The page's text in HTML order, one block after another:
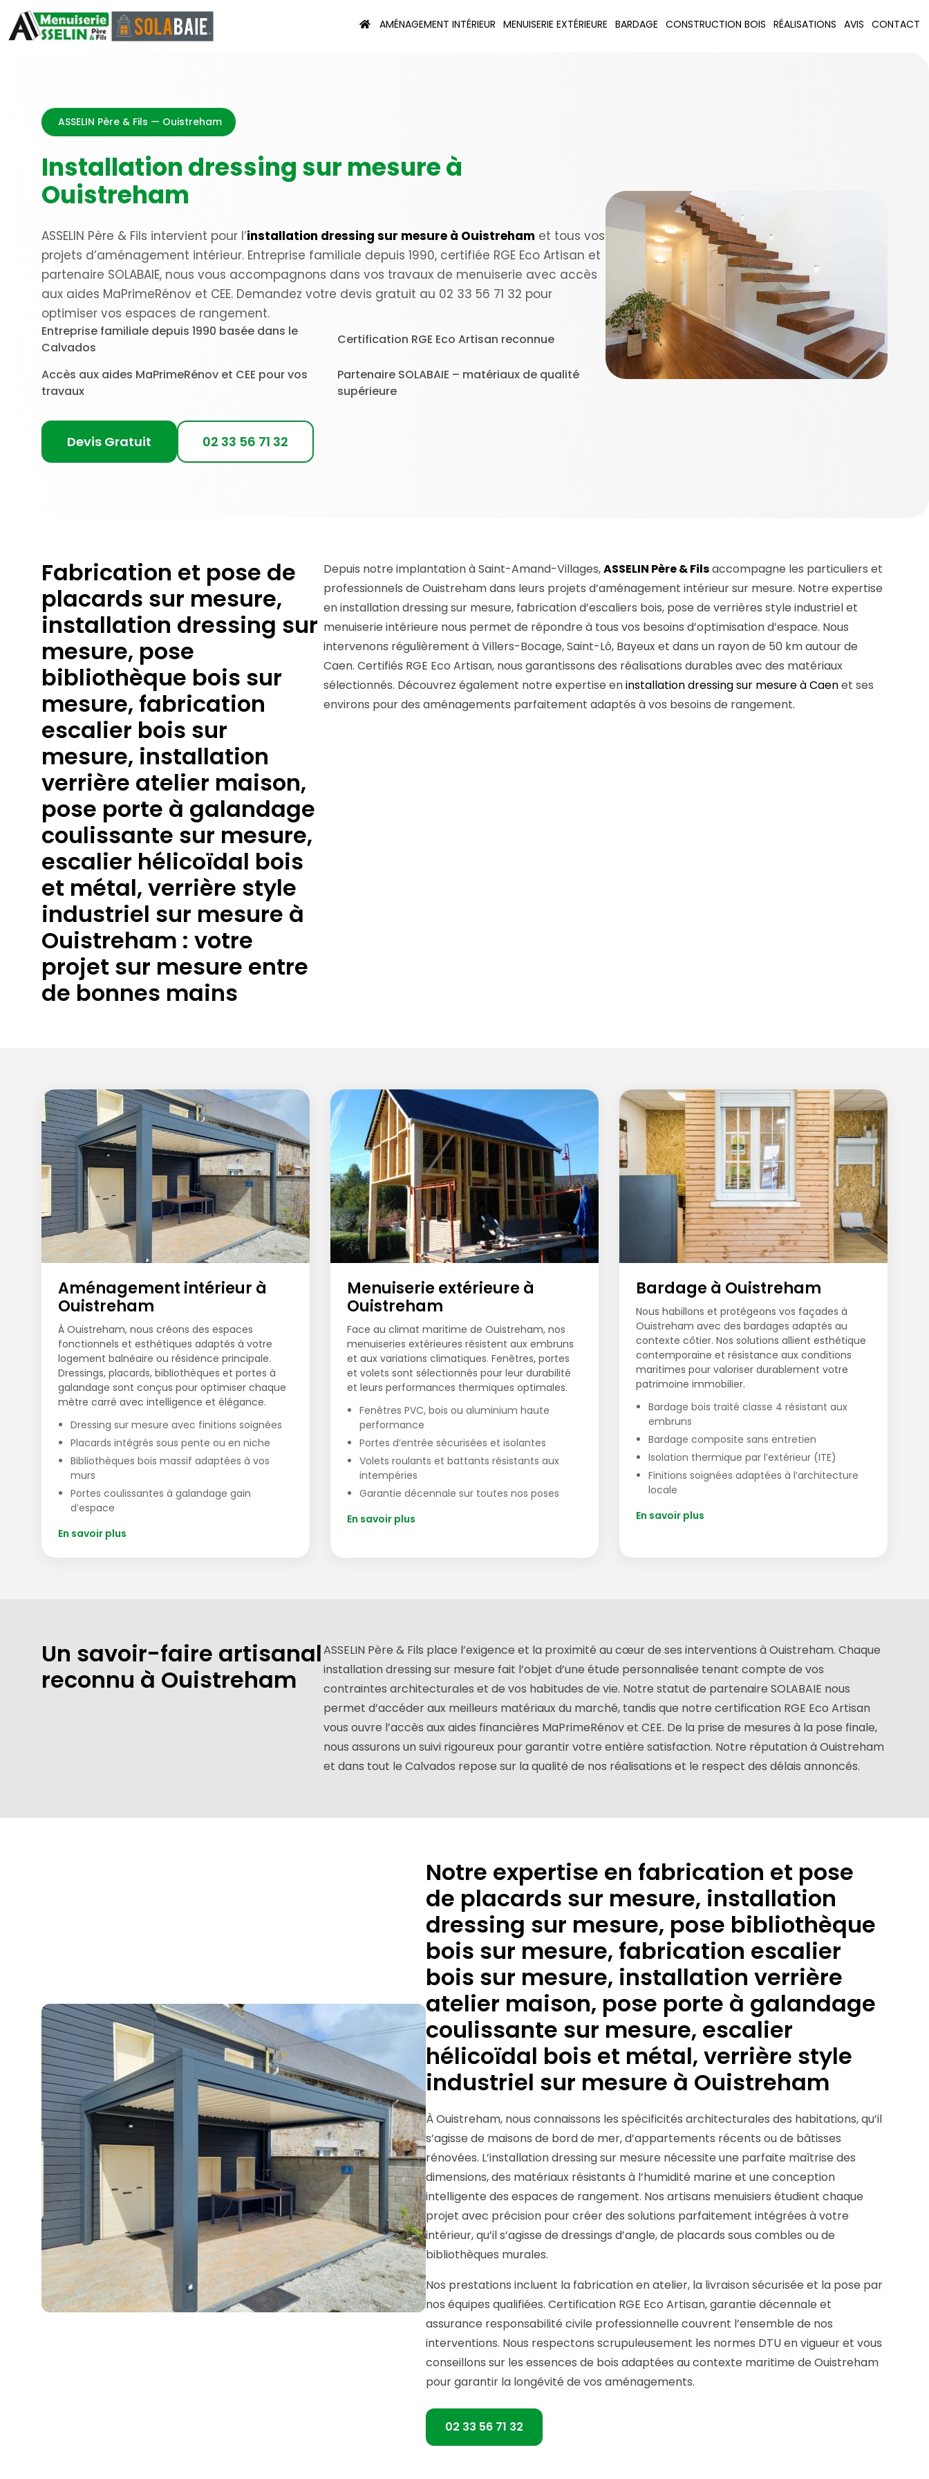
AMÉNAGEMENT INTÉRIEUR MENUISERIE EXTÉRIEURE BARDAGE CONSTRUCTION BOIS RÉALISATIONS AVIS CONTACT
ASSELIN Père & Fils — Ouistreham
Installation dressing sur mesure à
Ouistreham
ASSELIN Père & Fils intervient pour l’installation dressing sur mesure à Ouistreham et tous vos
projets d’aménagement intérieur. Entreprise familiale depuis 1990, certifiée RGE Eco Artisan et
partenaire SOLABAIE, nous vous accompagnons dans vos travaux de menuiserie avec accès
aux aides MaPrimeRénov et CEE. Demandez votre devis gratuit au 02 33 56 71 32 pour
optimiser vos espaces de rangement.
Entreprise familiale depuis 1990 basée dans le
Calvados
Certification RGE Eco Artisan reconnue
Accès aux aides MaPrimeRénov et CEE pour vos
travaux
Partenaire SOLABAIE – matériaux de qualité
supérieure
Devis Gratuit 02 33 56 71 32
Fabrication et pose de
placards sur mesure,
installation dressing sur
mesure, pose
bibliothèque bois sur
mesure, fabrication
escalier bois sur
mesure, installation
verrière atelier maison,
pose porte à galandage
coulissante sur mesure,
escalier hélicoïdal bois
et métal, verrière style
industriel sur mesure à
Ouistreham : votre
projet sur mesure entre
de bonnes mains
Depuis notre implantation à Saint-Amand-Villages,ASSELIN Père & Filsaccompagne les particuliers et
professionnels de Ouistreham dans leurs projets d’aménagement intérieur sur mesure. Notre expertise
en installation dressing sur mesure, fabrication d’escaliers bois, pose de verrières style industriel et
menuiserie intérieure nous permet de répondre à tous vos besoins d’optimisation d’espace. Nous
intervenons régulièrement à Villers-Bocage, Saint-Lô, Bayeux et dans un rayon de 50 km autour de
Caen. Certifiés RGE Eco Artisan, nous garantissons des réalisations durables avec des matériaux
sélectionnés. Découvrez également notre expertise eninstallation dressing sur mesure à Caenet ses
environs pour des aménagements parfaitement adaptés à vos besoins de rangement.
Aménagement intérieur à
Ouistreham
À Ouistreham, nous créons des espaces
fonctionnels et esthétiques adaptés à votre
logement balnéaire ou résidence principale.
Dressings, placards, bibliothèques et portes à
galandage sont conçus pour optimiser chaque
mètre carré avec intelligence et élégance.
Dressing sur mesure avec finitions soignées
Placards intégrés sous pente ou en niche
Bibliothèques bois massif adaptées à vos
murs
Portes coulissantes à galandage gain
d’espace
En savoir plus
Menuiserie extérieure à
Ouistreham
Face au climat maritime de Ouistreham, nos
menuiseries extérieures résistent aux embruns
et aux variations climatiques. Fenêtres, portes
et volets sont sélectionnés pour leur durabilité
et leurs performances thermiques optimales.
Fenêtres PVC, bois ou aluminium haute
performance
Portes d’entrée sécurisées et isolantes
Volets roulants et battants résistants aux
intempéries
Garantie décennale sur toutes nos poses
En savoir plus
Bardage à Ouistreham
Nous habillons et protégeons vos façades à
Ouistreham avec des bardages adaptés au
contexte côtier. Nos solutions allient esthétique
contemporaine et résistance aux conditions
maritimes pour valoriser durablement votre
patrimoine immobilier.
Bardage bois traité classe 4 résistant aux
embruns
Bardage composite sans entretien
Isolation thermique par l’extérieur (ITE)
Finitions soignées adaptées à l’architecture
locale
En savoir plus
Un savoir-faire artisanal
reconnu à Ouistreham
ASSELIN Père & Fils place l’exigence et la proximité au cœur de ses interventions à Ouistreham. Chaque
installation dressing sur mesure fait l’objet d’une étude personnalisée tenant compte de vos
contraintes architecturales et de vos habitudes de vie. Notre statut de partenaire SOLABAIE nous
permet d’accéder aux meilleurs matériaux du marché, tandis que notre certification RGE Eco Artisan
vous ouvre l’accès aux aides financières MaPrimeRénov et CEE. De la prise de mesures à la pose finale,
nous assurons un suivi rigoureux pour garantir votre entière satisfaction. Notre réputation à Ouistreham
et dans tout le Calvados repose sur la qualité de nos réalisations et le respect des délais annoncés.
Notre expertise en fabrication et pose
de placards sur mesure, installation
dressing sur mesure, pose bibliothèque
bois sur mesure, fabrication escalier
bois sur mesure, installation verrière
atelier maison, pose porte à galandage
coulissante sur mesure, escalier
hélicoïdal bois et métal, verrière style
industriel sur mesure à Ouistreham
À Ouistreham, nous connaissons les spécificités architecturales des habitations, qu’il
s’agisse de maisons de bord de mer, d’appartements récents ou de bâtisses
rénovées. L’installation dressing sur mesure nécessite une parfaite maîtrise des
dimensions, des matériaux résistants à l’humidité marine et une conception
intelligente des espaces de rangement. Nos artisans menuisiers étudient chaque
projet avec précision pour créer des solutions parfaitement intégrées à votre
intérieur, qu’il s’agisse de dressings d’angle, de placards sous combles ou de
bibliothèques murales.
Nos prestations incluent la fabrication en atelier, la livraison sécurisée et la pose par
nos équipes qualifiées. Certification RGE Eco Artisan, garantie décennale et
assurance responsabilité civile professionnelle couvrent l’ensemble de nos
interventions. Nous respectons scrupuleusement les normes DTU en vigueur et vous
conseillons sur les essences de bois adaptées au contexte maritime de Ouistreham
pour garantir la longévité de vos aménagements.
02 33 56 71 32